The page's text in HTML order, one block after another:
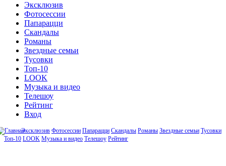
Эксклюзив
Фотосессии
Папарацци
Скандалы
Романы
Звездные семьи
Тусовки
Топ-10
LOOK
Музыка и видео
Телешоу
Рейтинг
Вход
Эксклюзив Фотосессии Папарацци Скандалы Романы Звездные семьи Тусовки
Топ-10 LOOK Музыка и видео Телешоу Рейтинг